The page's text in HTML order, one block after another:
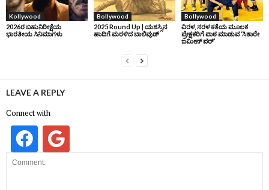
Kollywood
2026ರ ಬಹುನಿರೀಕ್ಷೆಯ
ಭಾರತೀಯ ಸಿನಿಮಾಗಳು
Bollywood
2025 Round Up | ಯಶಸ್ಸಿನ
ಹಾದಿಗೆ ಮರಳಿದ ಬಾಲಿವುಡ್‌
Bollywood
ವಿರಳ, ಸರಳ ಕತೆಯ ಮೂಲಕ
ಪ್ರೇಕ್ಷಕರಿಗೆ ಪಾಠ ಮಾಡುವ ‘ಸಿತಾರೇ
ಜಮೀನ್‌ ಪರ್’
LEAVE A REPLY
Connect with